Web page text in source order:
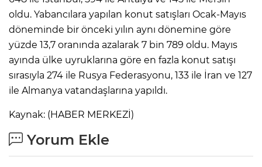
oldu. Yabancılara yapılan konut satışları Ocak-Mayıs
döneminde bir önceki yılın aynı dönemine göre
yüzde 13,7 oranında azalarak 7 bin 789 oldu. Mayıs
ayında ülke uyruklarına göre en fazla konut satışı
sırasıyla 274 ile Rusya Federasyonu, 133 ile İran ve 127
ile Almanya vatandaşlarına yapıldı.
Kaynak: (HABER MERKEZİ)
Yorum Ekle